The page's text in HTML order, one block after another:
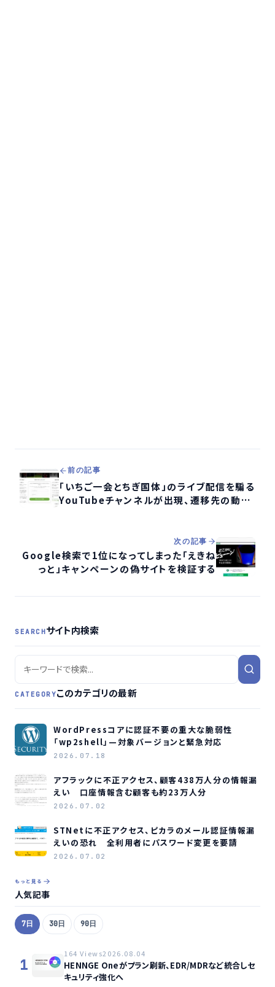
前の記事
「いちご一会とちぎ国体」のライブ配信を騙る
YouTubeチャンネルが出現、遷移先の動画
次の記事
Google検索で1位になってしまった「えきね
っと」キャンペーンの偽サイトを検証する
SEARCHサイト内検索
CATEGORYこのカテゴリの最新
WordPressコアに認証不要の重大な脆弱性
「wp2shell」—対象バージョンと緊急対応
2026.07.18
アフラックに不正アクセス、顧客438万人分の情報漏
えい 口座情報含む顧客も約23万人分
2026.07.02
STNetに不正アクセス、ピカラのメール認証情報漏
えいの恐れ 全利用者にパスワード変更を要請
2026.07.02
もっと見る
人気記事
7日 30日 90日
1
164 Views2026.08.04
HENNGE Oneがプラン刷新、EDR/MDRなど統合しセ
キュリティ強化へ